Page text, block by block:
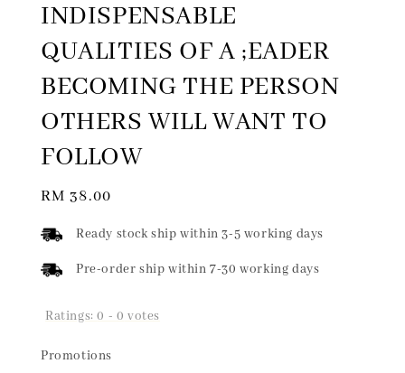
INDISPENSABLE
QUALITIES OF A ;EADER
BECOMING THE PERSON
OTHERS WILL WANT TO
FOLLOW
Regular
RM 38.00
Ready stock ship within 3-5 working days
Pre-order ship within 7-30 working days
Ratings:0 - 0 votes
Promotions